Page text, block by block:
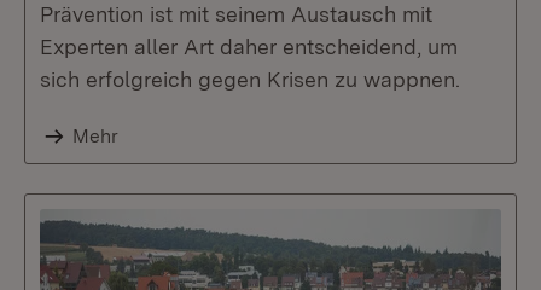
Prävention ist mit seinem Austausch mit
Experten aller Art daher entscheidend, um
sich erfolgreich gegen Krisen zu wappnen.
Mehr